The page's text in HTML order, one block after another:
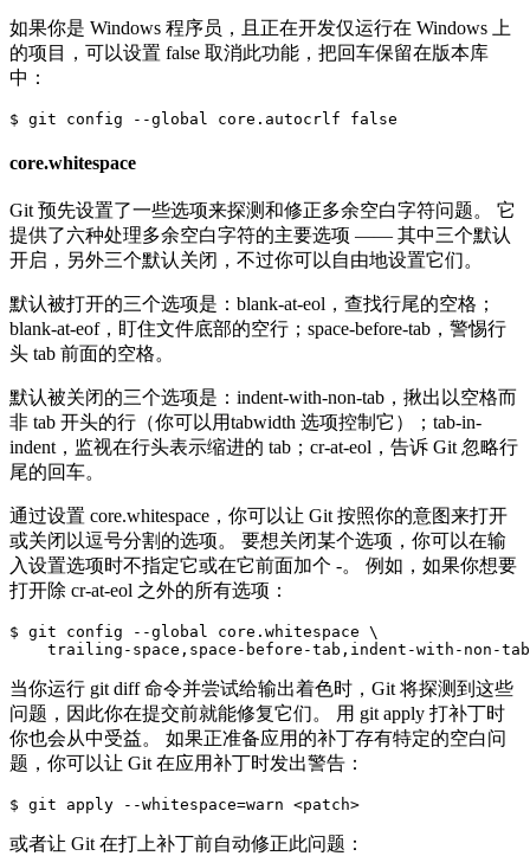
如果你是 Windows 程序员，且正在开发仅运行在 Windows 上
的项目，可以设置 false 取消此功能，把回车保留在版本库
中：
core.whitespace
Git 预先设置了一些选项来探测和修正多余空白字符问题。 它
提供了六种处理多余空白字符的主要选项 —— 其中三个默认
开启，另外三个默认关闭，不过你可以自由地设置它们。
默认被打开的三个选项是：blank-at-eol，查找行尾的空格；
blank-at-eof，盯住文件底部的空行；space-before-tab，警惕行
头 tab 前面的空格。
默认被关闭的三个选项是：indent-with-non-tab，揪出以空格而
非 tab 开头的行（你可以用tabwidth 选项控制它）；tab-in-
indent，监视在行头表示缩进的 tab；cr-at-eol，告诉 Git 忽略行
尾的回车。
通过设置 core.whitespace，你可以让 Git 按照你的意图来打开
或关闭以逗号分割的选项。 要想关闭某个选项，你可以在输
入设置选项时不指定它或在它前面加个 -。 例如，如果你想要
打开除 cr-at-eol 之外的所有选项：
$ git config --global core.whitespace \
当你运行 git diff 命令并尝试给输出着色时，Git 将探测到这些
问题，因此你在提交前就能修复它们。 用 git apply 打补丁时
你也会从中受益。 如果正准备应用的补丁存有特定的空白问
题，你可以让 Git 在应用补丁时发出警告：
或者让 Git 在打上补丁前自动修正此问题：